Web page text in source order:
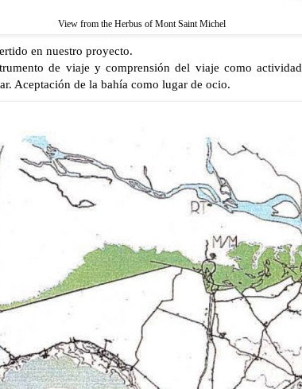
View from the Herbus of Mont Saint Michel
en nuestro proyecto.
de viaje y comprensión del viaje como
Aceptación de la bahía como lugar de ocio.